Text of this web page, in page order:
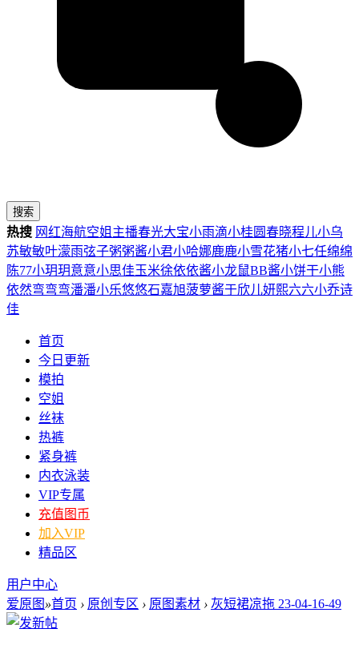
搜索
热搜 网红海航空姐 主播春光大宝小雨滴小桂圆春晓程儿小乌
苏敏敏叶濛雨弦子粥粥酱小君小哈娜鹿鹿小雪花猪小七任绵绵
陈77小玥玥意意小思佳玉米徐依依酱小龙鼠BB酱小饼干小熊
依然弯弯弯潘潘小乐悠悠石嘉旭菠萝酱于欣儿妍熙六六小乔诗
佳
首页
今日更新
模拍
空姐
丝袜
热裤
紧身裤
内衣泳装
VIP专属
充值图币
加入VIP
精品区
用户中心
爱原图 »首页 › 原创专区 › 原图素材 › 灰短裙凉拖 23-04-16-49